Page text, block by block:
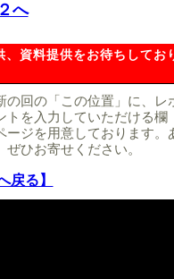
へ
、資料提供をお待ちしてお
の回の「この位置」に、レ
トを入力していただける欄
ージを用意しております。
ひお寄せください。
戻る】